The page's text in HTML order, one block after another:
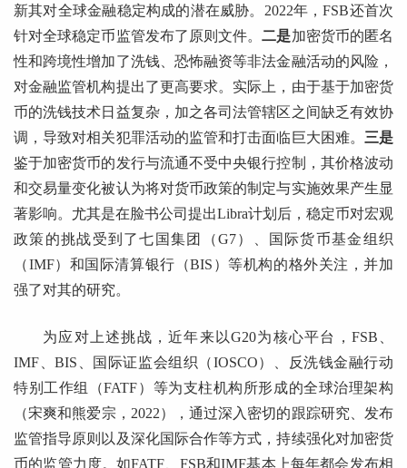
新其对全球金融稳定构成的潜在威胁。2022年，FSB还首次
针对全球稳定币监管发布了原则文件。二是加密货币的匿名
性和跨境性增加了洗钱、恐怖融资等非法金融活动的风险，
对金融监管机构提出了更高要求。实际上，由于基于加密货
币的洗钱技术日益复杂，加之各司法管辖区之间缺乏有效协
调，导致对相关犯罪活动的监管和打击面临巨大困难。 三是
鉴于加密货币的发行与流通不受中央银行控制，其价格波动
和交易量变化被认为将对货币政策的制定与实施效果产生显
著影响。尤其是在脸书公司提出Libra计划后，稳定币对宏观
政策的挑战受到了七国集团（G7）、国际货币基金组织
（IMF）和国际清算银行（BIS）等机构的格外关注，并加
强了对其的研究。
为应对上述挑战，近年来以G20为核心平台，FSB、
IMF、BIS、国际证监会组织（IOSCO）、反洗钱金融行动
特别工作组（FATF）等为支柱机构所形成的全球治理架构
（宋爽和熊爱宗，2022），通过深入密切的跟踪研究、发布
监管指导原则以及深化国际合作等方式，持续强化对加密货
币的监管力度。如FATF、FSB和IMF基本上每年都会发布相